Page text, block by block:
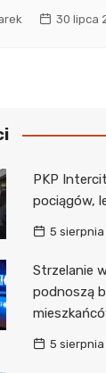
30 lipca
PKP
pociągów,
5
Strzelanie
podnoszą
5